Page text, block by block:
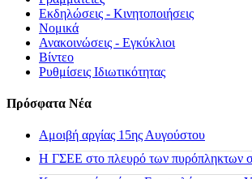
Εκδηλώσεις - Κινητοποιήσεις
Νομικά
Ανακοινώσεις - Εγκύκλιοι
Βίντεο
Ρυθμίσεις Ιδιωτικότητας
Πρόσφατα Νέα
Αμοιβή αργίας 15ης Αυγούστου
H ΓΣΕΕ στο πλευρό των πυρόπληκτων